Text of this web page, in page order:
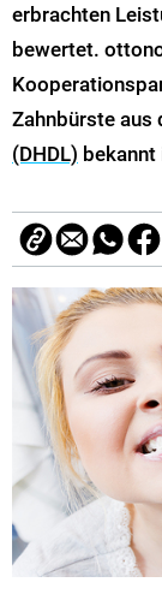
erbrachten
bewertet.
Zahnbürste aus
(DHDL) bekannt